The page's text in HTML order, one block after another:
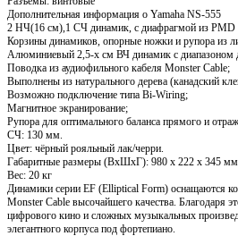
Дополнительная информация о Yamaha NS-555
2 НЧ(16 см),1 СЧ динамик, с диафрагмой из PMD
Корзины динамиков, опорные ножки и рупора из
Алюминиевый 2,5-х см ВЧ динамик с диапазоном
Поводка из аудиофильного кабеля Monster Cable;
Выполнены из натурального дерева (канадский
Возможно подключение типа Bi-Wiring;
Магнитное экранирование;
Рупора для оптимального баланса прямого и
СЧ: 130 мм.
Цвет: чёрный рояльный лак/черри.
Габаритные размеры (ВхШхГ): 980 х 222 х 345 мм
Вес: 20 кг
Динамики серии EF (Elliptical Form) оснащаются
Monster Cable высочайшего качества. Благодаря
цифрового кино и сложных музыкальных
элегантного корпуса под фортепиано.